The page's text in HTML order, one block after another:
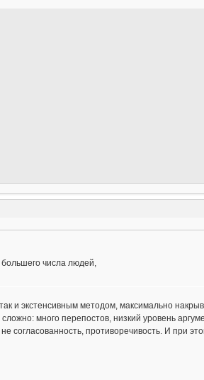
числа людей,
и экстенсивным методом, максимально
много перепостов, низкий уровень
согласованность, противоречивость. И при